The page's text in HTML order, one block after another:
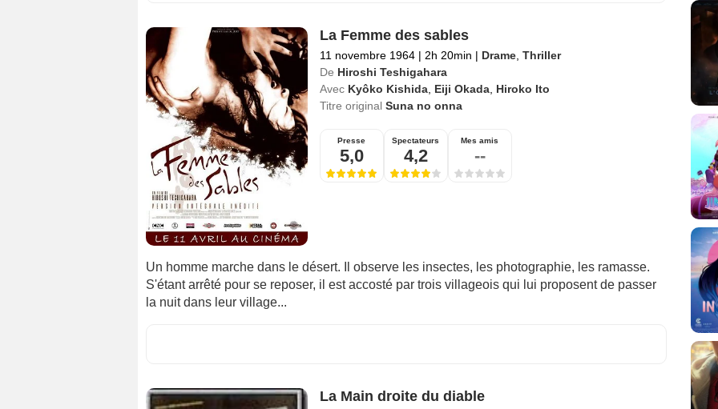
La Femme des sables
11 novembre 1964 | 2h 20min | Drame, Thriller
De Hiroshi Teshigahara
Avec Kyôko Kishida, Eiji Okada, Hiroko Ito
Titre original Suna no onna
Presse
5,0
Spectateurs
4,2
Mes amis
--
Un homme marche dans le désert. Il observe les insectes, les photographie, les ramasse.
S'étant arrêté pour se reposer, il est accosté par trois villageois qui lui proposent de passer
la nuit dans leur village...
La Main droite du diable